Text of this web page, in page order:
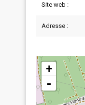
Site web :
Adresse :
+
-